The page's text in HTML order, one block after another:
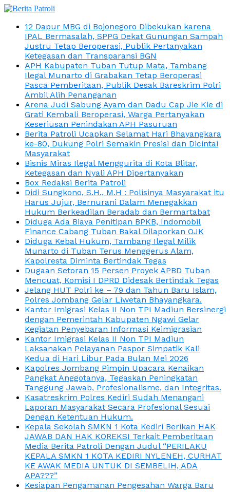
12 Dapur MBG di Bojonegoro Dibekukan karena
IPAL Bermasalah, SPPG Dekat Gunungan Sampah
Justru Tetap Beroperasi, Publik Pertanyakan
Ketegasan dan Transparansi BGN
APH Kabupaten Tuban Tutup Mata, Tambang
Ilegal Munarto di Grabakan Tetap Beroperasi
Pasca Pemberitaan, Publik Desak Bareskrim Polri
Ambil Alih Penanganan
Arena Judi Sabung Ayam dan Dadu Cap Jie Kie di
Grati Kembali Beroperasi, Warga Pertanyakan
Keseriusan Penindakan APH Pasuruan
Berita Patroli Ucapkan Selamat Hari Bhayangkara
ke-80, Dukung Polri Semakin Presisi dan Dicintai
Masyarakat
Bisnis Miras Ilegal Menggurita di Kota Blitar,
Ketegasan dan Nyali APH Dipertanyakan
Box Redaksi Berita Patroli
Didi Sungkono, S.H., M.H : Polisinya Masyarakat itu
Harus Jujur, Bernurani Dalam Menegakkan
Hukum Berkeadilan Beradab dan Bermartabat
Diduga Ada Biaya Penitipan BPKB, Indomobil
Finance Cabang Tuban Bakal Dilaporkan OJK
Diduga Kebal Hukum, Tambang Ilegal Milik
Munarto di Tuban Terus Menggerus Alam,
Kapolresta Diminta Bertindak Tegas
Dugaan Setoran 15 Persen Proyek APBD Tuban
Mencuat, Komisi I DPRD Didesak Bertindak Tegas
Jelang HUT Polri ke – 79 dan Tahun Baru Islam,
Polres Jombang Gelar Liwetan Bhayangkara.
Kantor Imigrasi Kelas II Non TPI Madiun Bersinergi
dengan Pemerintah Kabupaten Ngawi Gelar
Kegiatan Penyebaran Informasi Keimigrasian
Kantor Imigrasi Kelas II Non TPI Madiun
Laksanakan Pelayanan Paspor Simpatik Kali
Kedua di Hari Libur Pada Bulan Mei 2026
Kapolres Jombang Pimpin Upacara Kenaikan
Pangkat Anggotanya, Tegaskan Peningkatan
Tanggung Jawab, Profesionalisme, dan Integritas.
Kasatreskrim Polres Kediri Sudah Menangani
Laporan Masyarakat Secara Profesional Sesuai
Dengan Ketentuan Hukum.
Kepala Sekolah SMKN 1 Kota Kediri Berikan HAK
JAWAB DAN HAK KOREKSI Terkait Pemberitaan
Media Berita Patroli Dengan Judul “PERILAKU
KEPALA SMKN 1 KOTA KEDIRI NYLENEH, CURHAT
KE AWAK MEDIA UNTUK DI SEMBELIH, ADA
APA???”
Kesiapan Pengamanan Pengesahan Warga Baru